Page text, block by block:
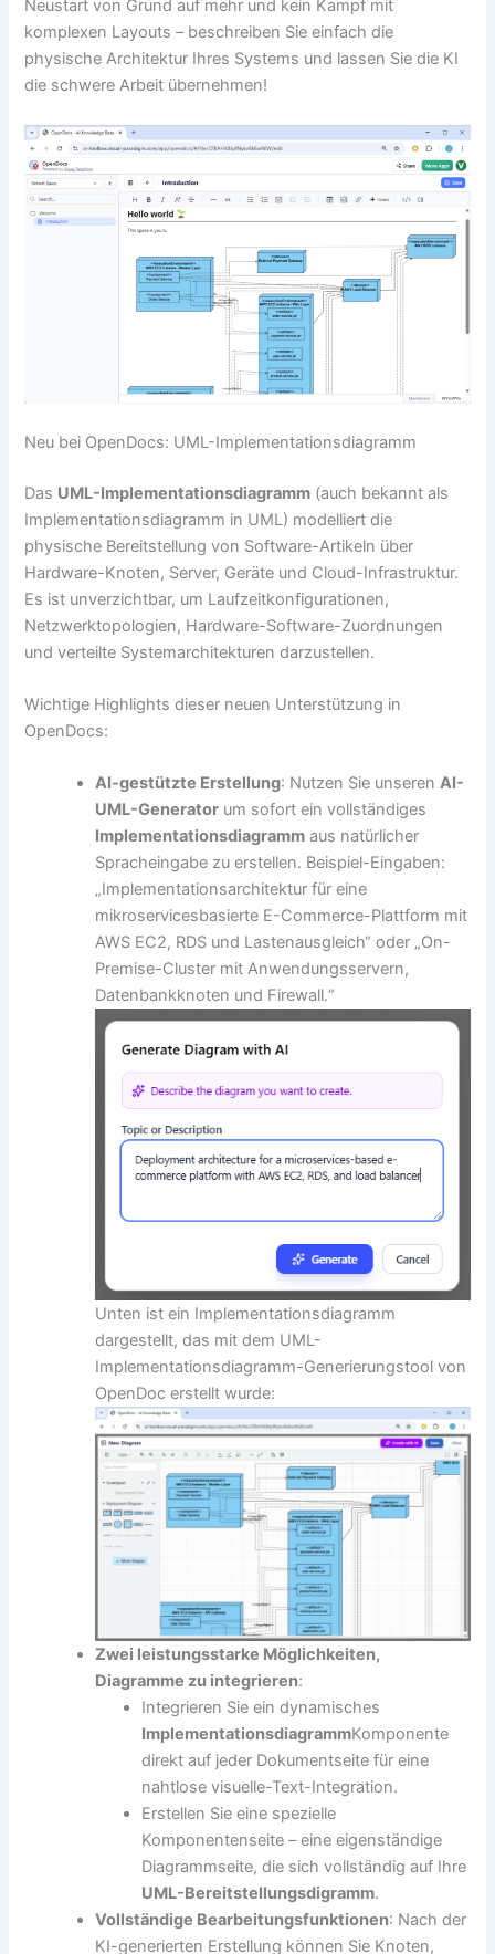
Neustart von Grund auf mehr und kein Kampf mit
komplexen Layouts – beschreiben Sie einfach die
physische Architektur Ihres Systems und lassen Sie die KI
die schwere Arbeit übernehmen!
Neu bei OpenDocs: UML-Implementationsdiagramm
Das UML-Implementationsdiagramm (auch bekannt als
Implementationsdiagramm in UML) modelliert die
physische Bereitstellung von Software-Artikeln über
Hardware-Knoten, Server, Geräte und Cloud-Infrastruktur.
Es ist unverzichtbar, um Laufzeitkonfigurationen,
Netzwerktopologien, Hardware-Software-Zuordnungen
und verteilte Systemarchitekturen darzustellen.
Wichtige Highlights dieser neuen Unterstützung in
OpenDocs:
AI-gestützte Erstellung: Nutzen Sie unserenAI-
UML-Generator um sofort ein vollständiges
Implementationsdiagramm aus natürlicher
Spracheingabe zu erstellen. Beispiel-Eingaben:
„Implementationsarchitektur für eine
mikroservicesbasierte E-Commerce-Plattform mit
AWS EC2, RDS und Lastenausgleich“ oder „On-
Premise-Cluster mit Anwendungsservern,
Datenbankknoten und Firewall.“
Unten ist ein Implementationsdiagramm
dargestellt, das mit dem UML-
Implementationsdiagramm-Generierungstool von
OpenDoc erstellt wurde:
Zwei leistungsstarke Möglichkeiten,
Diagramme zu integrieren:
Integrieren Sie ein dynamisches
ImplementationsdiagrammKomponente
direkt auf jeder Dokumentseite für eine
nahtlose visuelle-Text-Integration.
Erstellen Sie eine spezielle
Komponentenseite – eine eigenständige
Diagrammseite, die sich vollständig auf Ihre
UML-Bereitstellungsdigramm.
Vollständige Bearbeitungsfunktionen: Nach der
KI-generierten Erstellung können Sie Knoten,